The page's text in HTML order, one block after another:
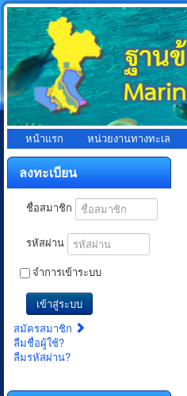
หน้าแรก หน่วยงานทางทะเล
ลงทะเบียน
ชื่อสมาชิก
รหัสผ่าน
จำการเข้าระบบ
เข้าสู่ระบบ
สมัครสมาชิก
ลืมชื่อผู้ใช้?
ลืมรหัสผ่าน?